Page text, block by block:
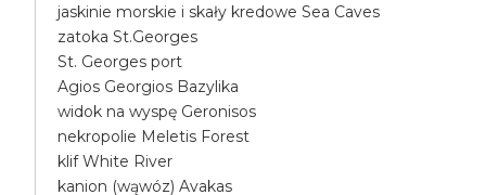
jaskinie morskie i skały kredowe Sea Caves
zatoka St.Georges
St. Georges port
Agios Georgios Bazylika
widok na wyspę Geronisos
nekropolie Meletis Forest
klif White River
kanion (wąwóz) Avakas